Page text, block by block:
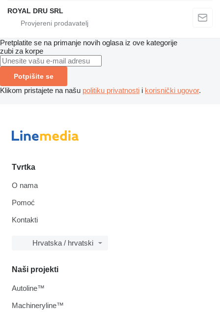
ROYAL DRU SRL
Pretplatite se na primanje novih oglasa iz ove kategorije
zubi za korpe
Potpišite se
Klikom pristajete na našu politiku privatnosti i korisnički ugovor.
Tvrtka
O nama
Pomoć
Kontakti
Hrvatska / hrvatski
Naši projekti
Autoline™
Machineryline™